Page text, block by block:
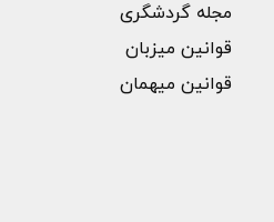
مجله گردشگری
قوانین میزبان
قوانین میهمان